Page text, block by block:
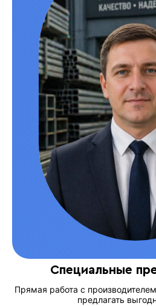
Специальные
Прямая работа с
предлагать